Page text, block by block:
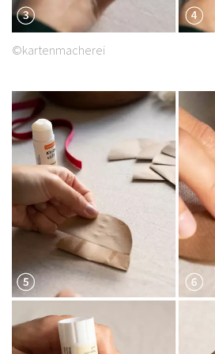
©kartenmacherei